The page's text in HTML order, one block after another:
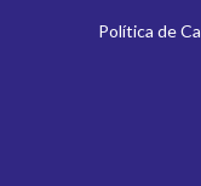
Política de